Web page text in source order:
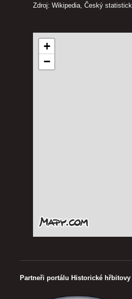
Zdroj: Wikipedia, Český
+
−
Partneři portálu Historické hřbitovy